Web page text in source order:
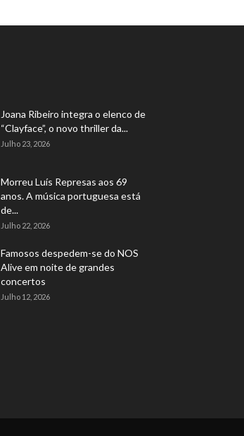
Joana Ribeiro integra o elenco de
“Clayface”, o novo thriller da...
Julho 23, 2026
Morreu Luís Represas aos 69
anos. A música portuguesa está
de...
Julho 22, 2026
Famosos despedem-se do NOS
Alive em noite de grandes
concertos
Julho 12, 2026